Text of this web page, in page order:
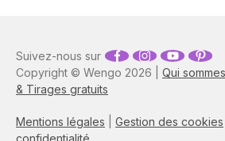
Copyright © Wengo 2026 | Qui
& Tirages gratuits
Mentions légales Gestion des cookies
Suivez-nous sur